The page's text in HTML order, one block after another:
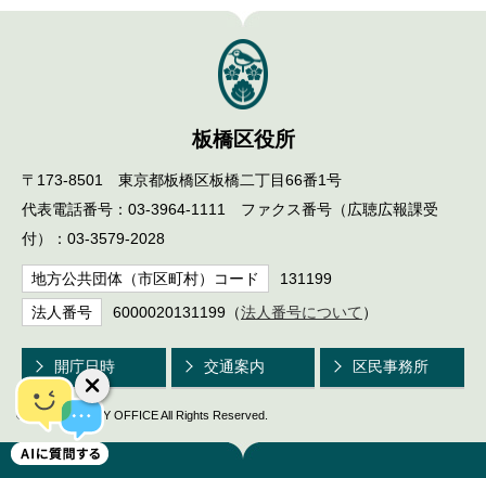
板橋区役所
〒173-8501 東京都板橋区板橋二丁目66番1号
代表電話番号：03-3964-1111 ファクス番号（広聴広報課受
付）：03-3579-2028
地方公共団体（市区町村）コード 131199
法人番号 6000020131199（法人番号について ）
開庁日時 交通案内 区民事務所
© ITABASHI CITY OFFICE All Rights Reserved.